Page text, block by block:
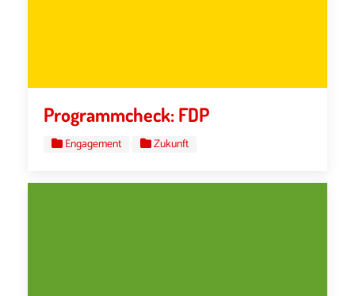
Programmcheck: FDP
Engagement Zukunft